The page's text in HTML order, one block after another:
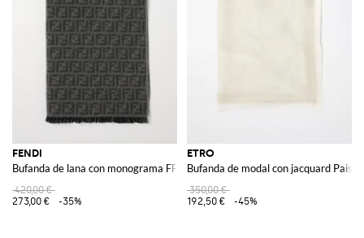
FENDI
Bufanda de lana con monograma FF jacquard
420,00 €
273,00 €
-35%
ETRO
Bufanda de modal con jacquard
350,00 €
192,50 €
-45%